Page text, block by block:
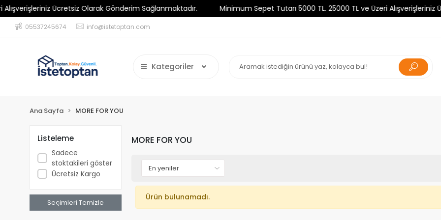
Ücretsiz Olarak Gönderim Sağlanmaktadır. Minimum Sepet Tutarı 5000 TL. 25000 TL ve Üzeri Alışverişleriniz
05537245674 info@istetoptan.com
Kategoriler
Ana Sayfa MORE FOR YOU
Listeleme
Sadece
stoktakileri göster
Ücretsiz Kargo
Seçimleri Temizle
MORE FOR YOU
Ürün bulunamadı.